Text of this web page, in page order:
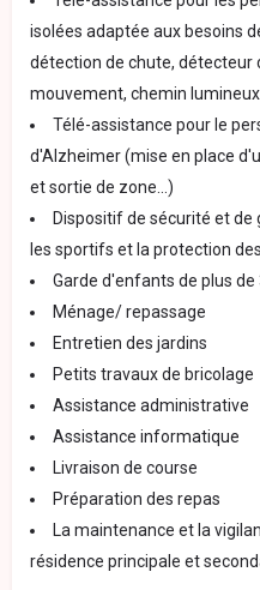
isolées adaptée aux besoins
détection de chute, détecteur
mouvement, chemin
Télé-assistance pour le
d'Alzheimer (mise en place
et sortie de zone...)
Dispositif de sécurité et
les sportifs et la protection
Garde d'enfants de plus de
Ménage/ repassage
Entretien des jardins
Petits travaux de bricolage
Assistance administrative
Assistance informatique
Livraison de course
Préparation des repas
La maintenance et la
résidence principale et